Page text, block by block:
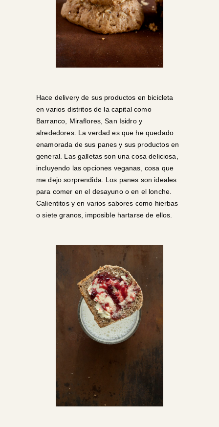
Hace delivery de sus productos en bicicleta
en varios distritos de la capital como
Barranco, Miraflores, San Isidro y
alrededores. La verdad es que he quedado
enamorada de sus panes y sus productos en
general. Las galletas son una cosa deliciosa,
incluyendo las opciones veganas, cosa que
me dejo sorprendida. Los panes son ideales
para comer en el desayuno o en el lonche.
Calientitos y en varios sabores como hierbas
o siete granos, imposible hartarse de ellos.